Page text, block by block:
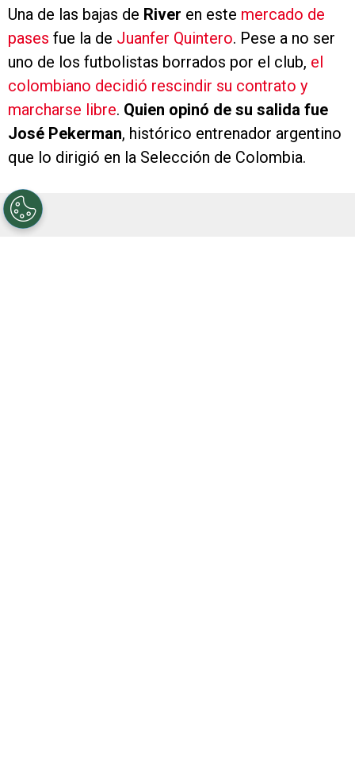
Una de las bajas de River en este mercado de
pases fue la de Juanfer Quintero. Pese a no ser
uno de los futbolistas borrados por el club, el
colombiano decidió rescindir su contrato y
marcharse libre. Quien opinó de su salida fue
José Pekerman, histórico entrenador argentino
que lo dirigió en la Selección de Colombia.